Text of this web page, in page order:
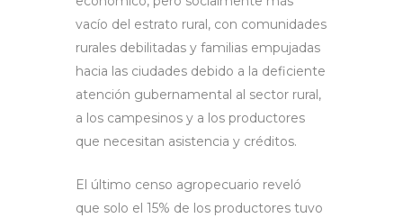
vacío del estrato rural, con comunidades
rurales debilitadas y familias empujadas
hacia las ciudades debido a la deficiente
atención gubernamental al sector rural,
a los campesinos y a los productores
que necesitan asistencia y créditos.
El último censo agropecuario reveló
que solo el 15% de los productores tuvo